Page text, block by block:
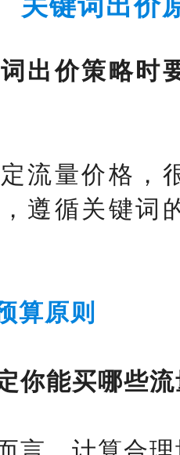
出价策略时
流量价格，
遵循关键词
算原则
你能买哪些